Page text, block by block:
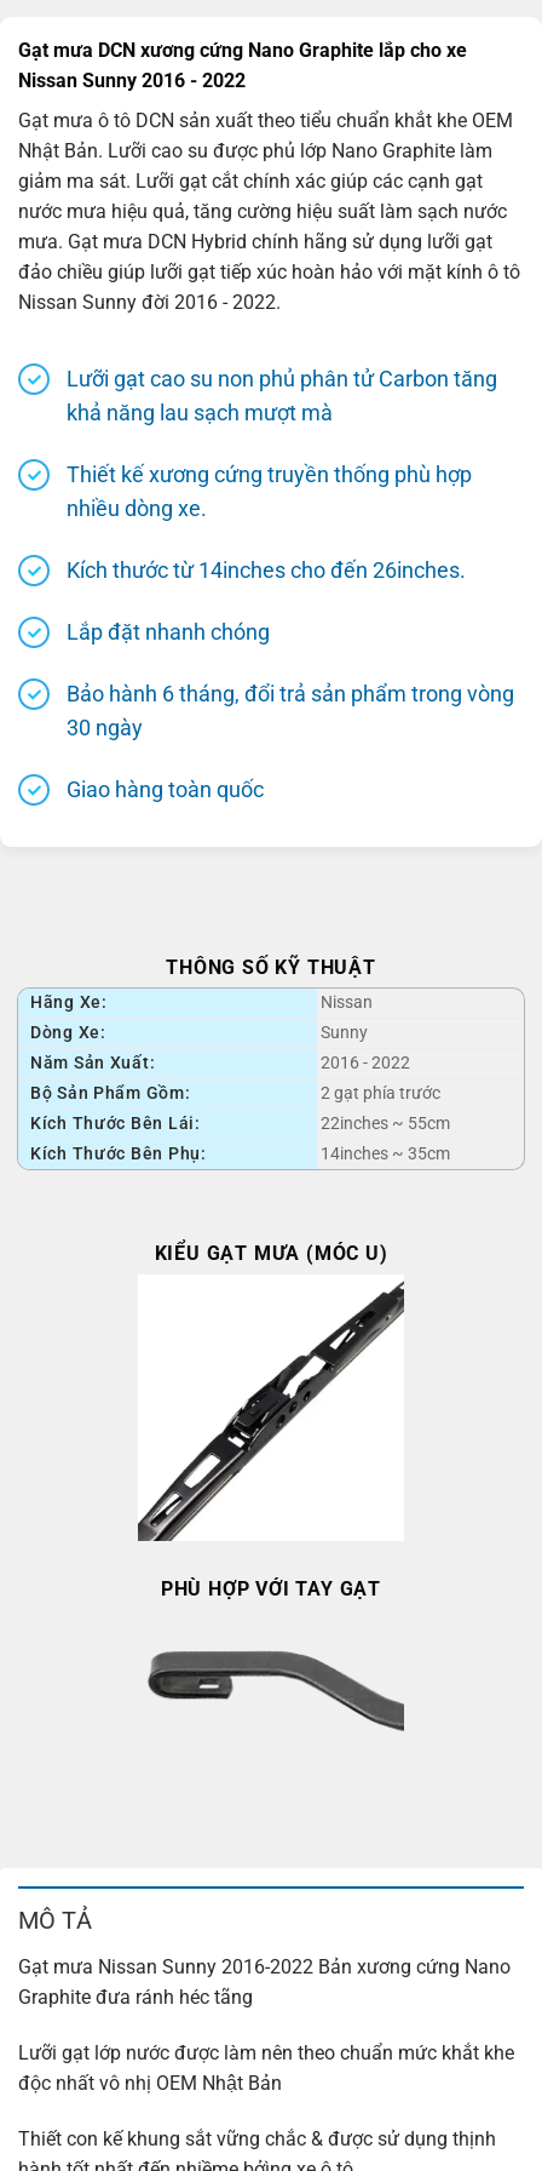
Gạt mưa DCN xương cứng Nano Graphite lắp cho xe
Nissan Sunny 2016 - 2022
Gạt mưa ô tô DCN sản xuất theo tiểu chuẩn khắt khe OEM
Nhật Bản. Lưỡi cao su được phủ lớp Nano Graphite làm
giảm ma sát. Lưỡi gạt cắt chính xác giúp các cạnh gạt
nước mưa hiệu quả, tăng cường hiệu suất làm sạch nước
mưa. Gạt mưa DCN Hybrid chính hãng sử dụng lưỡi gạt
đảo chiều giúp lưỡi gạt tiếp xúc hoàn hảo với mặt kính ô tô
Nissan Sunny đời 2016 - 2022.
Lưỡi gạt cao su non phủ phân tử Carbon tăng
khả năng lau sạch mượt mà
Thiết kế xương cứng truyền thống phù hợp
nhiều dòng xe.
Kích thước từ 14inches cho đến 26inches.
Lắp đặt nhanh chóng
Bảo hành 6 tháng, đổi trả sản phẩm trong vòng
30 ngày
Giao hàng toàn quốc
THÔNG SỐ KỸ THUẬT
Hãng Xe:
Nissan
Dòng Xe:
Sunny
Năm Sản Xuất:
2016 - 2022
Bộ Sản Phẩm Gồm:
2 gạt phía trước
Kích Thước Bên Lái:
22inches ~ 55cm
Kích Thước Bên Phụ:
14inches ~ 35cm
KIỂU GẠT MƯA (MÓC U)
PHÙ HỢP VỚI TAY GẠT
MÔ TẢ
Gạt mưa Nissan Sunny 2016-2022 Bản xương cứng Nano
Graphite đưa ránh héc tãng
Lưỡi gạt lớp nước được làm nên theo chuẩn mức khắt khe
độc nhất vô nhị OEM Nhật Bản
Thiết con kế khung sắt vững chắc & được sử dụng thịnh